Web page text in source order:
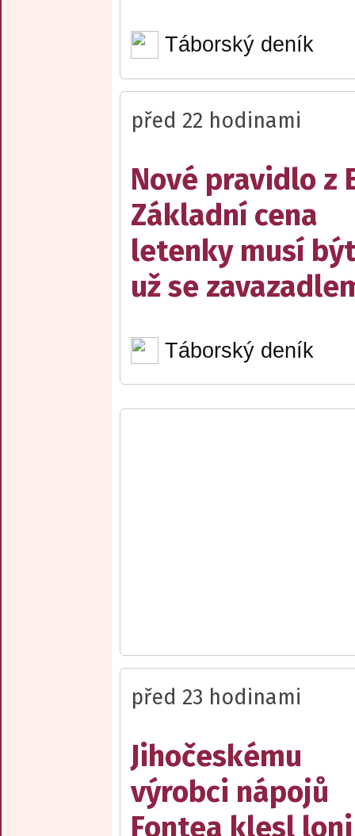
Táborský deník
před 22 hodinami
Nové pravidlo z
Základní cena
letenky musí
už se
Táborský deník
před 23 hodinami
Jihočeskému
výrobci nápojů
Fontea klesl loni